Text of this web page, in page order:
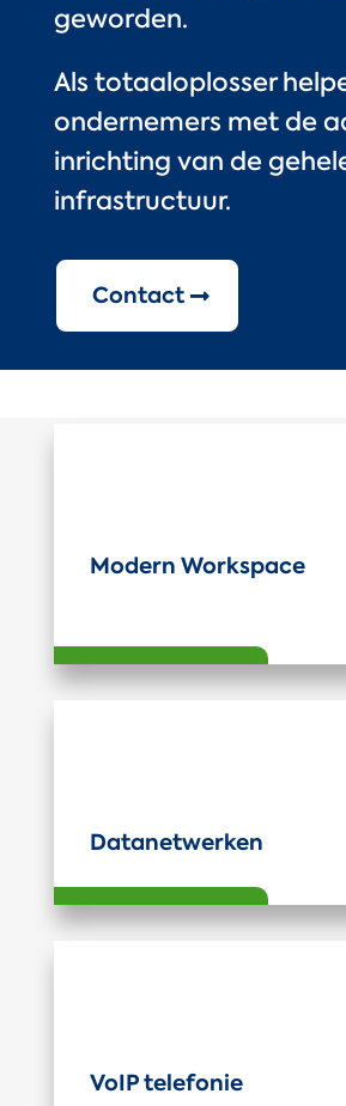
geworden.
Als totaaloplosser
ondernemers met de
inrichting van de
infrastructuur.
Contact
Modern Workspace
Datanetwerken
VoIP telefonie